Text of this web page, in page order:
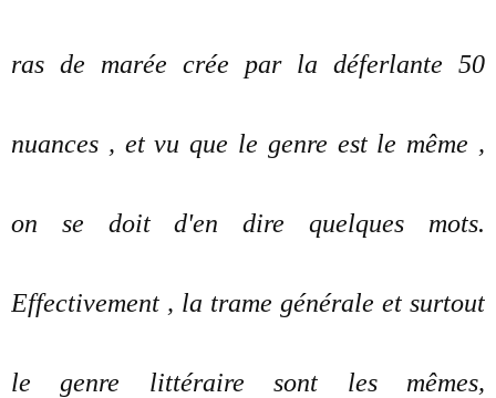
ras de marée crée par la déferlante 50
nuances , et vu que le genre est le même ,
on se doit d'en dire quelques mots.
Effectivement , la trame générale et surtout
le genre littéraire sont les mêmes,